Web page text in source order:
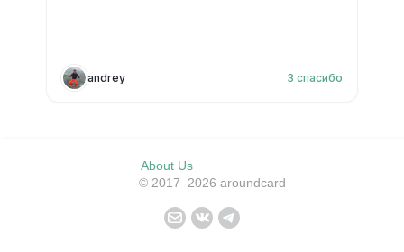
andrey 3 спасибо
About Us
© 2017–2026 aroundcard